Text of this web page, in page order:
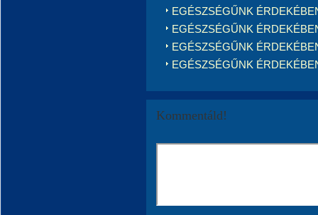
EGÉSZSÉGŰNK
EGÉSZSÉGŰNK
EGÉSZSÉGŰNK
EGÉSZSÉGŰNK
Kommentáld!